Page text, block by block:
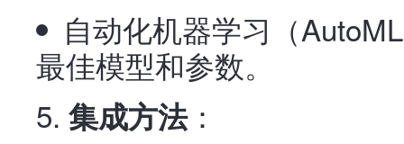
自动化机器学习（
最佳模型和参数。
集成方法：